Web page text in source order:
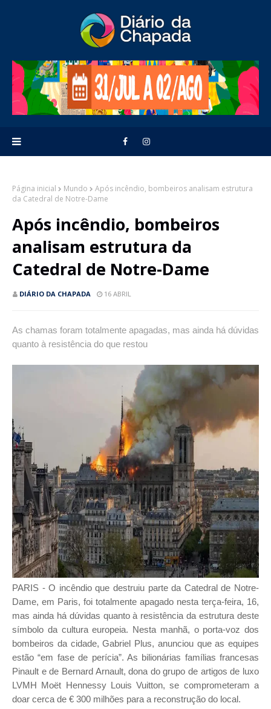
Página inicial Mundo
Após incêndio, bombeiros analisam estrutura
da Catedral de Notre-Dame
Após incêndio, bombeiros
analisam estrutura da
Catedral de Notre-Dame
DIÁRIO DA CHAPADA 16 ABRIL
As chamas foram totalmente apagadas, mas ainda há dúvidas
quanto à resistência do que restou
PARIS - O incêndio que destruiu parte da Catedral de Notre-
Dame, em Paris, foi totalmente apagado nesta terça-feira, 16,
mas ainda há dúvidas quanto à resistência da estrutura deste
símbolo da cultura europeia. Nesta manhã, o porta-voz dos
bombeiros da cidade, Gabriel Plus, anunciou que as equipes
estão “em fase de perícia”. As bilionárias famílias francesas
Pinault e de Bernard Arnault, dona do grupo de artigos de luxo
LVMH Moët Hennessy Louis Vuitton, se comprometeram a
doar cerca de € 300 milhões para a reconstrução do local.